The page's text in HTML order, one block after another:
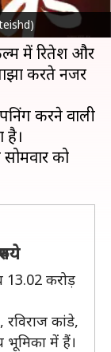
इन दिनों
में रितेश और
करते नजर
करने वाली
है।
को
करोड़
कांडे,
में हैं।